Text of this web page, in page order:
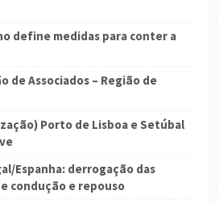
define medidas para conter a
de Associados – Região de
Porto de Lisboa e Setúbal
Espanha: derrogação das
condução e repouso